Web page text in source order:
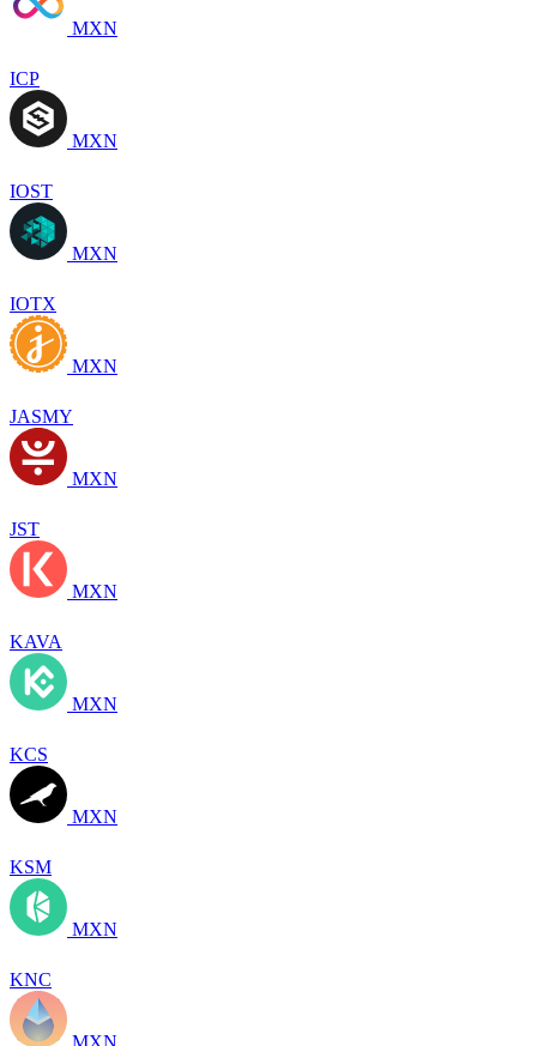
MXN
ICP
MXN
IOST
MXN
IOTX
MXN
JASMY
MXN
JST
MXN
KAVA
MXN
KCS
MXN
KSM
MXN
KNC
MXN